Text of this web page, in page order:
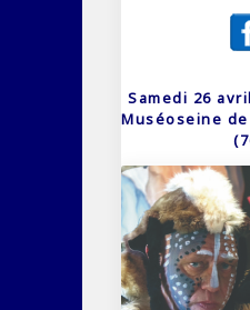
Samedi 26
Muséoseine